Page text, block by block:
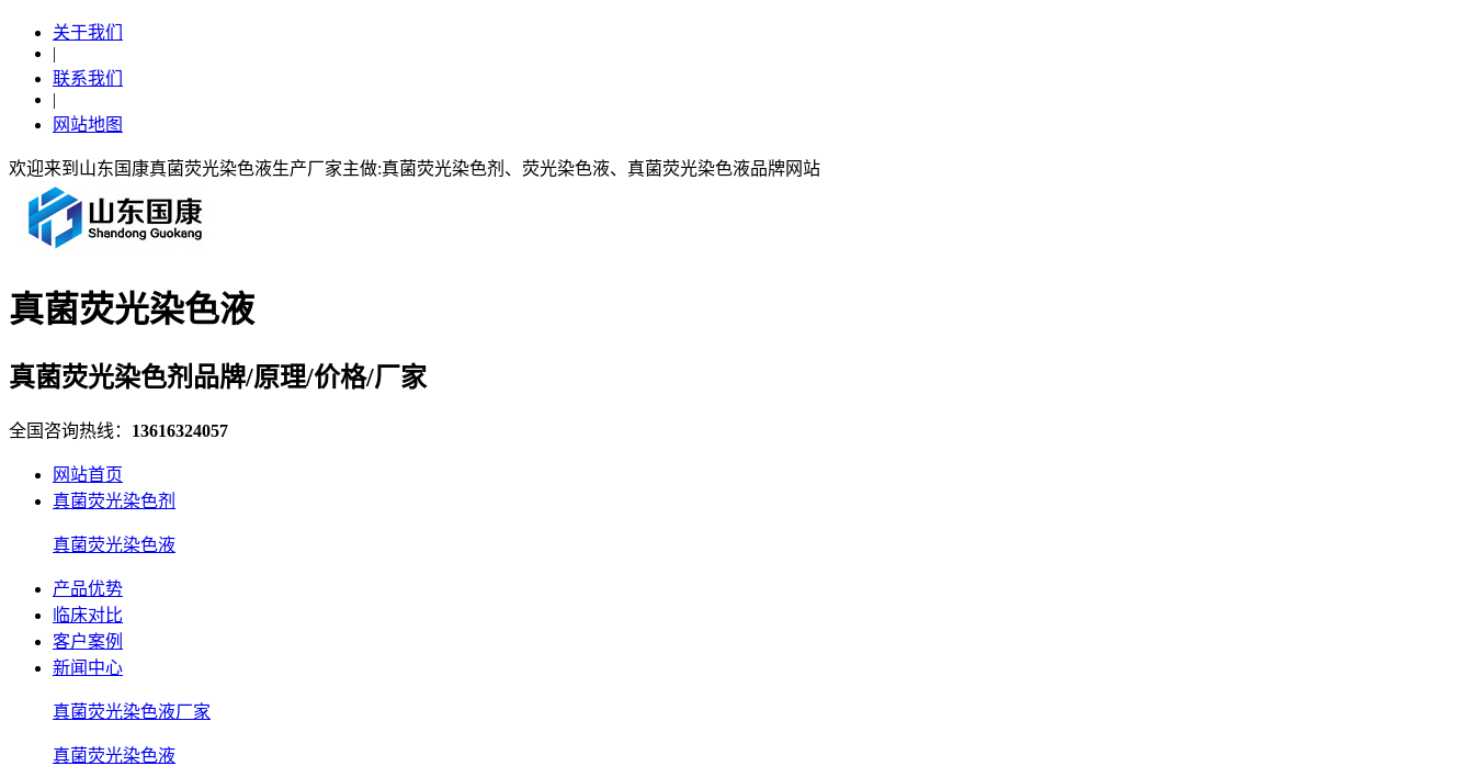
关于我们
|
联系我们
|
网站地图
欢迎来到山东国康真菌荧光染色液生产厂家主做:真菌荧光染色剂、荧光染色液、真菌荧光染色液品牌网站
真菌荧光染色液
真菌荧光染色剂品牌/原理/价格/厂家
全国咨询热线： 13616324057
网站首页
真菌荧光染色剂
真菌荧光染色液
产品优势
临床对比
客户案例
新闻中心
真菌荧光染色液厂家
真菌荧光染色液